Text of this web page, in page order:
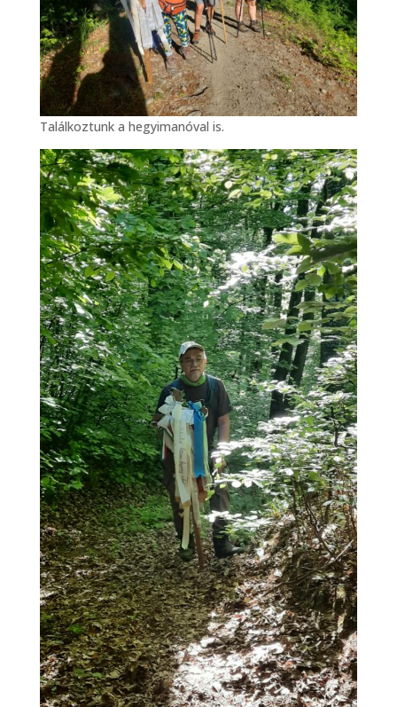
Találkoztunk a hegyimanóval is.